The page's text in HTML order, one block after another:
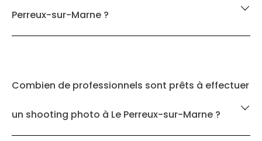
Perreux-sur-Marne ?
Combien de professionnels sont prêts à effectuer
un shooting photo à Le Perreux-sur-Marne ?